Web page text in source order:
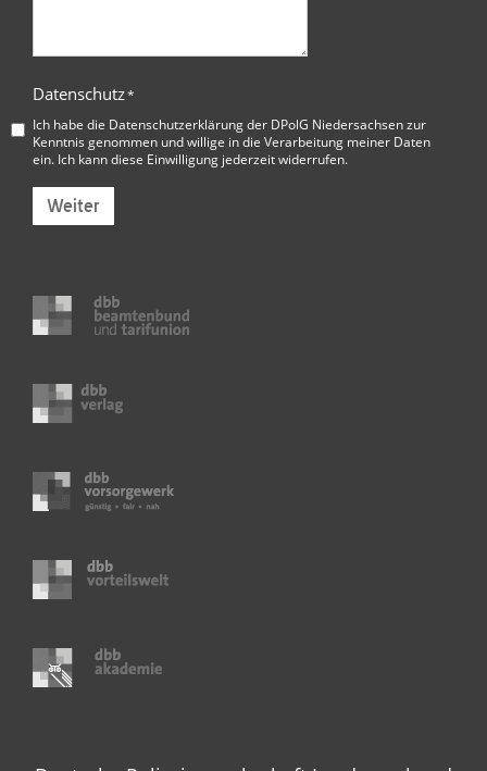
Datenschutz*
Ich habe die Datenschutzerklärung der DPolG Niedersachsenzur
Kenntnis genommen und willige in die Verarbeitung meiner Daten
ein. Ich kann diese Einwilligung jederzeit widerrufen.
Weiter